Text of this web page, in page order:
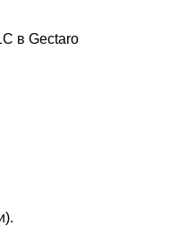
в Gectaro